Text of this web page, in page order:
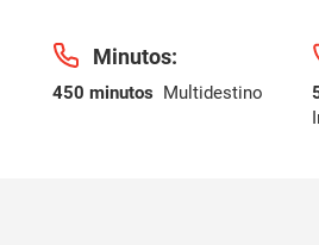
Minutos:
450 minutos Multidestino